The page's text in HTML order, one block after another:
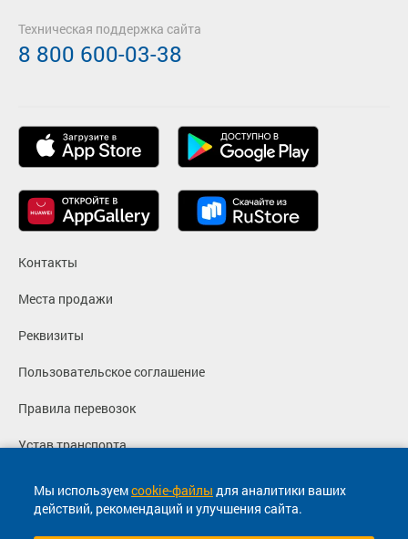
Мы используемcookie-файлы для аналитики ваших
действий, рекомендаций и улучшения сайта.
Контакты
Места продажи
Реквизиты
Пользовательское соглашение
Правила перевозок
Устав транспорта
Политика конфиденциальности
Согласие на маркетинговые сообщения
Техническая поддержка сайта
8 800 600-03-38